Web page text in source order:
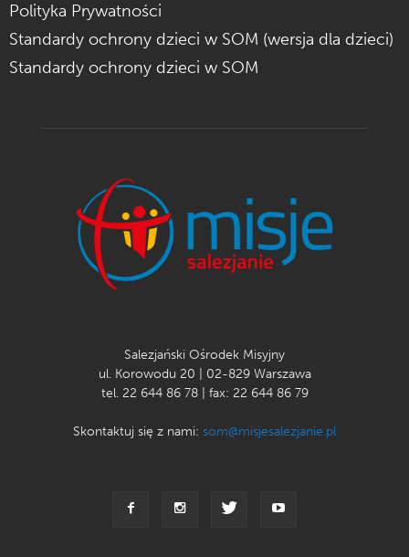
Polityka Prywatności
Standardy ochrony dzieci w SOM (wersja dla dzieci)
Standardy ochrony dzieci w SOM
Salezjański Ośrodek Misyjny
ul. Korowodu 20 | 02-829 Warszawa
tel. 22 644 86 78 | fax: 22 644 86 79
Skontaktuj się z nami: som@misjesalezjanie.pl